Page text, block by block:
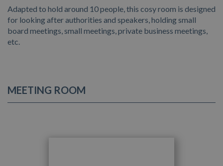
Adapted to hold around 10 people, this cosy room is designed
for looking after authorities and speakers, holding small
board meetings, small meetings, private business meetings,
etc.
MEETING ROOM